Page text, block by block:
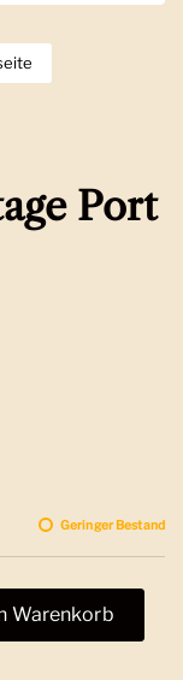
Folie 2
Port
Geringer Bestand
Warenkorb